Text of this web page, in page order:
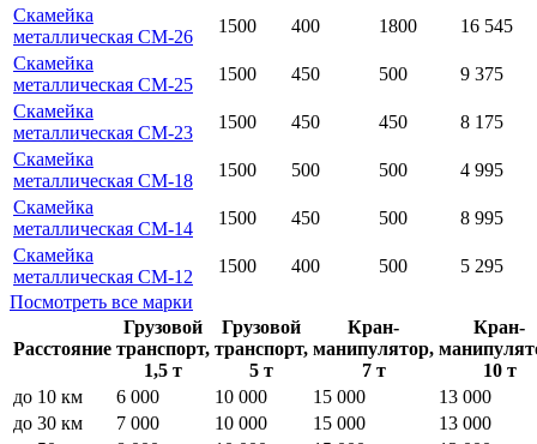
Скамейка
металлическая СМ-26
1500 400 1800
16 545
Скамейка
металлическая СМ-25
1500 450 500
9 375
Скамейка
металлическая СМ-23
1500 450 450
8 175
Скамейка
металлическая СМ-18
1500 500 500
4 995
Скамейка
металлическая СМ-14
1500 450 500
8 995
Скамейка
металлическая СМ-12
1500 400 500
5 295
Посмотреть все марки
Расстояние
Грузовой
транспорт,
1,5 т
Грузовой
транспорт,
5 т
Кран-
манипулятор,
7 т
Кран-
10 т
до 10 км
6 000 10 000 15 000
13 000
до 30 км
7 000 10 000 15 000
13 000